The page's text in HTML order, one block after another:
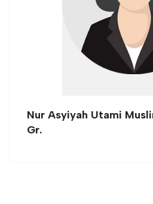
Nur Asyiyah Utami
Gr.